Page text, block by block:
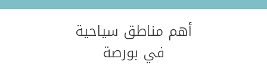
أهم مناطق سياحية
في بورصة